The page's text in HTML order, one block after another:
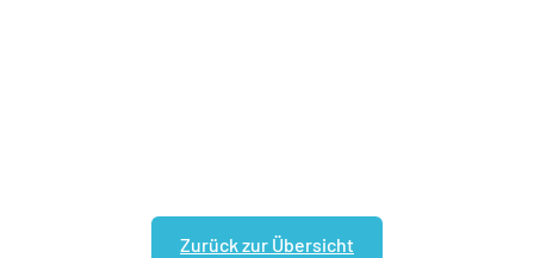
Zurück zur Übersicht